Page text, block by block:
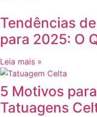
Tendências
para 2025: O
Leia mais »
5 Motivos
Tatuagens